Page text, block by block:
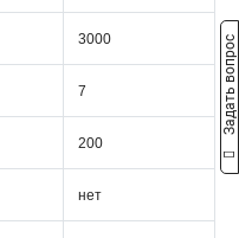
3000
7
200
нет
Задать вопрос